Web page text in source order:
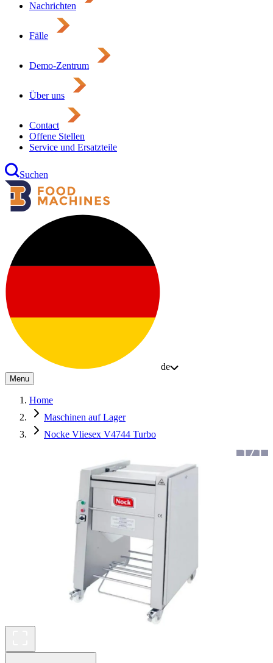
Nachrichten
Fälle
Demo-Zentrum
Über uns
Contact
Offene Stellen
Service und Ersatzteile
Suchen
de
Menu
Home
Maschinen auf Lager
Nocke Vliesex V4744 Turbo
1/1